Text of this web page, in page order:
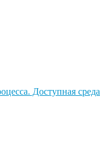
Доступная среда